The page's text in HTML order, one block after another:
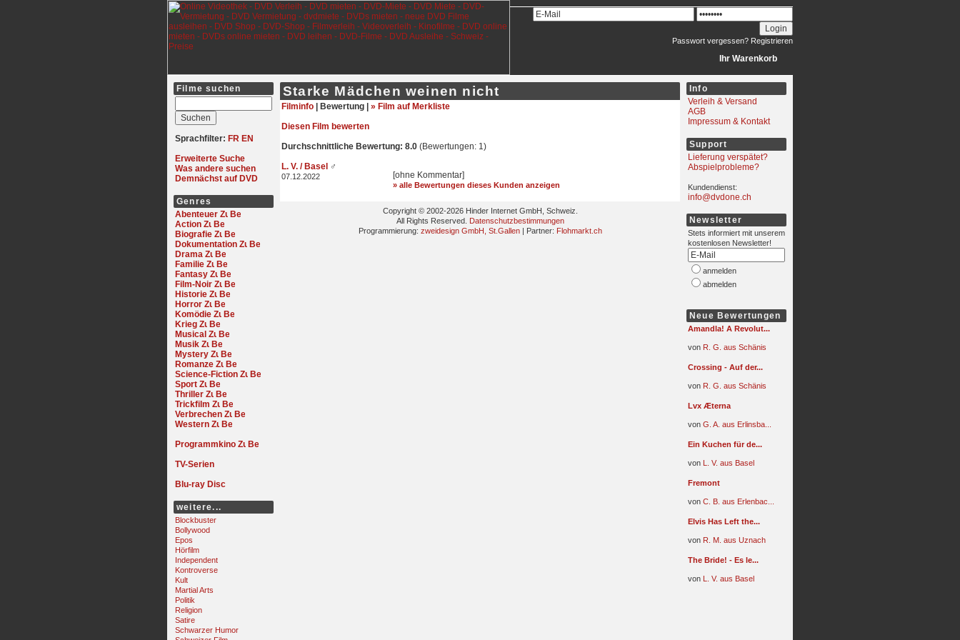
Passwort vergessen? Registrieren
Ihr Warenkorb
Filme suchen
Sprachfilter: FR EN
Erweiterte Suche
Was andere suchen
Demnächst auf DVD
Genres
Abenteuer
Action
Biografie
Dokumentation
Drama
Familie
Fantasy
Film-Noir
Historie
Horror
Komödie
Krieg
Musical
Musik
Mystery
Romanze
Science-Fiction
Sport
Thriller
Trickfilm
Verbrechen
Western
Programmkino
TV-Serien
Blu-ray Disc
weitere...
Blockbuster
Bollywood
Epos
Hörfilm
Independent
Kontroverse
Kult
Martial Arts
Politik
Religion
Satire
Schwarzer Humor
Starke Mädchen weinen nicht
Filminfo Bewertung | » Film auf Merkliste
Diesen Film bewerten
Durchschnittliche Bewertung: 8.0 (Bewertungen: 1)
L. V. / Basel ♂
07.12.2022 [ohne Kommentar]
» alle Bewertungen dieses Kunden anzeigen
Copyright © 2002-2026 Hinder Internet GmbH, Schweiz.
All Rights Reserved. Datenschutzbestimmungen
Programmierung: zweidesign GmbH, St.Gallen| Partner: Flohmarkt.ch
Info
Verleih & Versand
AGB
Impressum & Kontakt
Support
Lieferung verspätet?
Abspielprobleme?
Kundendienst:
info@dvdone.ch
Newsletter
Stets informiert mit unserem
kostenlosen Newsletter!
anmelden
abmelden
Neue Bewertungen
Amandla! A Revolut...
von R. G. aus Schänis
Crossing - Auf der...
von R. G. aus Schänis
Lvx Æterna
von G. A. aus Erlinsba...
Ein Kuchen für de...
von L. V. aus Basel
Fremont
von C. B. aus Erlenbac...
Elvis Has Left the...
von R. M. aus Uznach
The Bride! - Es le...
von L. V. aus Basel